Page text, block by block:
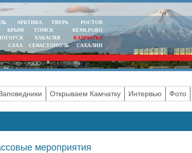
АРКТИКА ТВЕРЬ
РОСТОВ
КРЫМ ТОМСК
КЕМЕРОВО
ХАКАСИЯ
КАМЧАТКА
САХА СЕВАСТОПОЛЬ САХАЛИН
Открываем Камчатку Интервью Фото
мероприятия